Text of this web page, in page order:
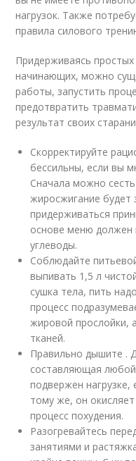
нагрузок. Также
правила силового
Придерживаясь
начинающих, можно
работы, запустить
предотвратить
результат своих
Скорректируйте
бессильны, если вы
Сначала можно
жиросжигание будет
придерживаться
основе меню должен
углеводы.
Соблюдайте
выпивать 1,5 л
сушка тела, пить
процесс
жировой прослойки,
тканей.
Правильно дышите .
составляющая любой
подвержен
тому же, он
процесс похудения.
Разогревайтесь
занятиями и